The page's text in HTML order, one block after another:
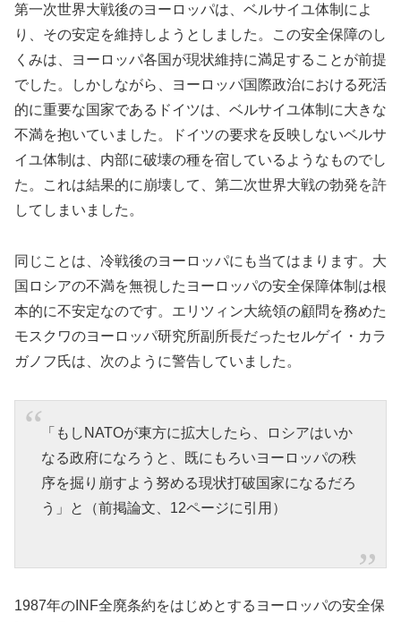
第一次世界大戦後のヨーロッパは、ベルサイユ体制によ
り、その安定を維持しようとしました。この安全保障のし
くみは、ヨーロッパ各国が現状維持に満足することが前提
でした。しかしながら、ヨーロッパ国際政治における死活
的に重要な国家であるドイツは、ベルサイユ体制に大きな
不満を抱いていました。ドイツの要求を反映しないベルサ
イユ体制は、内部に破壊の種を宿しているようなものでし
た。これは結果的に崩壊して、第二次世界大戦の勃発を許
してしまいました。
同じことは、冷戦後のヨーロッパにも当てはまります。大
国ロシアの不満を無視したヨーロッパの安全保障体制は根
本的に不安定なのです。エリツィン大統領の顧問を務めた
モスクワのヨーロッパ研究所副所長だったセルゲイ・カラ
ガノフ氏は、次のように警告していました。
「もしNATOが東方に拡大したら、ロシアはいか
なる政府になろうと、既にもろいヨーロッパの秩
序を掘り崩すよう努める現状打破国家になるだろ
う」と（前掲論文、12ページに引用）
1987年のINF全廃条約をはじめとするヨーロッパの安全保